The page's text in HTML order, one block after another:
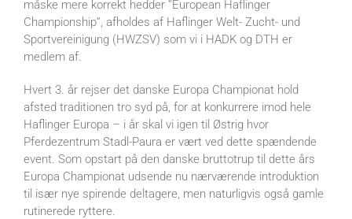
måske mere korrekt hedder ”European Haflinger
Championship”, afholdes af Haflinger Welt- Zucht- und
Sportvereinigung (HWZSV) som vi i HADK og DTH er
medlem af.
Hvert 3. år rejser det danske Europa Championat hold
afsted traditionen tro syd på, for at konkurrere imod hele
Haflinger Europa – i år skal vi igen til Østrig hvor
Pferdezentrum Stadl-Paura er vært ved dette spændende
event. Som opstart på den danske bruttotrup til dette års
Europa Championat udsende nu nærværende introduktion
til især nye spirende deltagere, men naturligvis også gamle
rutinerede ryttere.